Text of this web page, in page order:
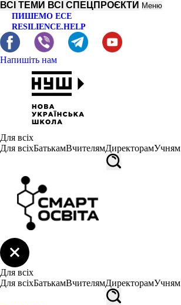
ВСІ ТЕМИ ВСІ СПЕЦПРОЄКТИ Меню
ПИШЕМО ЕСЕ
RESILIENCE.HELP
Напишіть нам
Для всіх
Для всіхБатькамВчителямДиректорамУчням
Для всіх
Для всіхБатькамВчителямДиректорамУчням